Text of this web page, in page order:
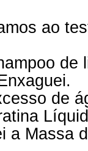
ao
de
de
a Massa